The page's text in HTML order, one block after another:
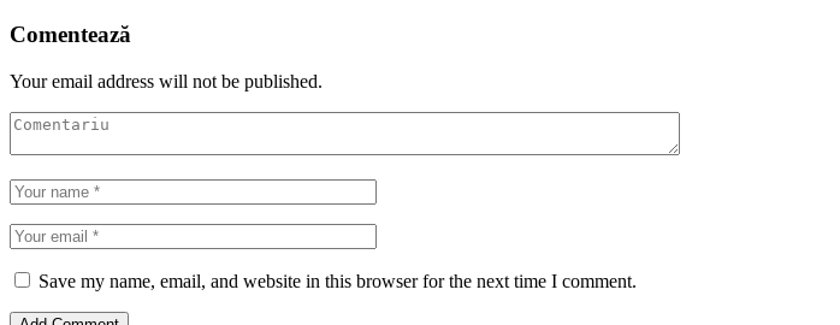
Comentează
Your email address will not be published.
Save my name, email, and website in this browser for the next time I comment.